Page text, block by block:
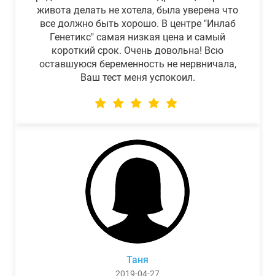
живота делать не хотела, была уверена что
все должно быть хорошо. В центре "Инлаб
Генетикс" самая низкая цена и самый
короткий срок. Очень довольна! Всю
оставшуюся беременность не нервничала,
Ваш тест меня успокоил.
Таня
2019-04-27